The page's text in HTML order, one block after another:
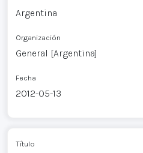
Argentina
Organización
General [Argentina]
Fecha
2012-05-13
Título